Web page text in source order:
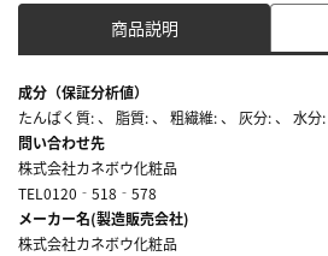
商品説明
成分（保証分析値）
たんぱく質: 、 脂質: 、 粗繊維: 、 灰分: 、 水分:
問い合わせ先
株式会社カネボウ化粧品
TEL0120‐518‐578
メーカー名(製造販売会社)
株式会社カネボウ化粧品